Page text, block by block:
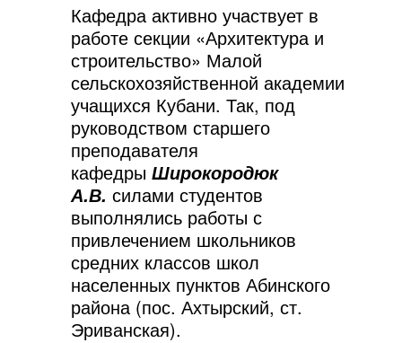
Кафедра активно участвует в
работе секции «Архитектура и
строительство» Малой
сельскохозяйственной академии
учащихся Кубани. Так, под
руководством старшего
преподавателя
кафедры Широкородюк
А.В. силами студентов
выполнялись работы с
привлечением школьников
средних классов школ
населенных пунктов Абинского
района (пос. Ахтырский, ст.
Эриванская).